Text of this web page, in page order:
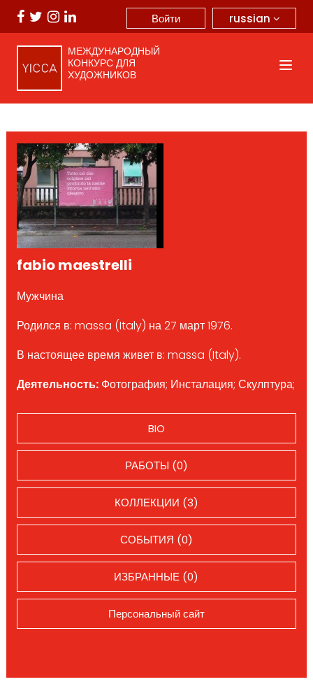
russian
Войти
МЕЖДУНАРОДНЫЙ
КОНКУРС ДЛЯ
ХУДОЖНИКОВ
fabio maestrelli
Мужчина
Родился в: massa (Italy) на 27 март 1976.
В настоящее время живет в: massa (Italy).
Деятельность:Фотография; Инсталация; Скулптура;
BIO
РАБОТЫ (0)
КОЛЛЕКЦИИ (3)
СОБЫТИЯ (0)
ИЗБРАННЫЕ (0)
Персональный сайт